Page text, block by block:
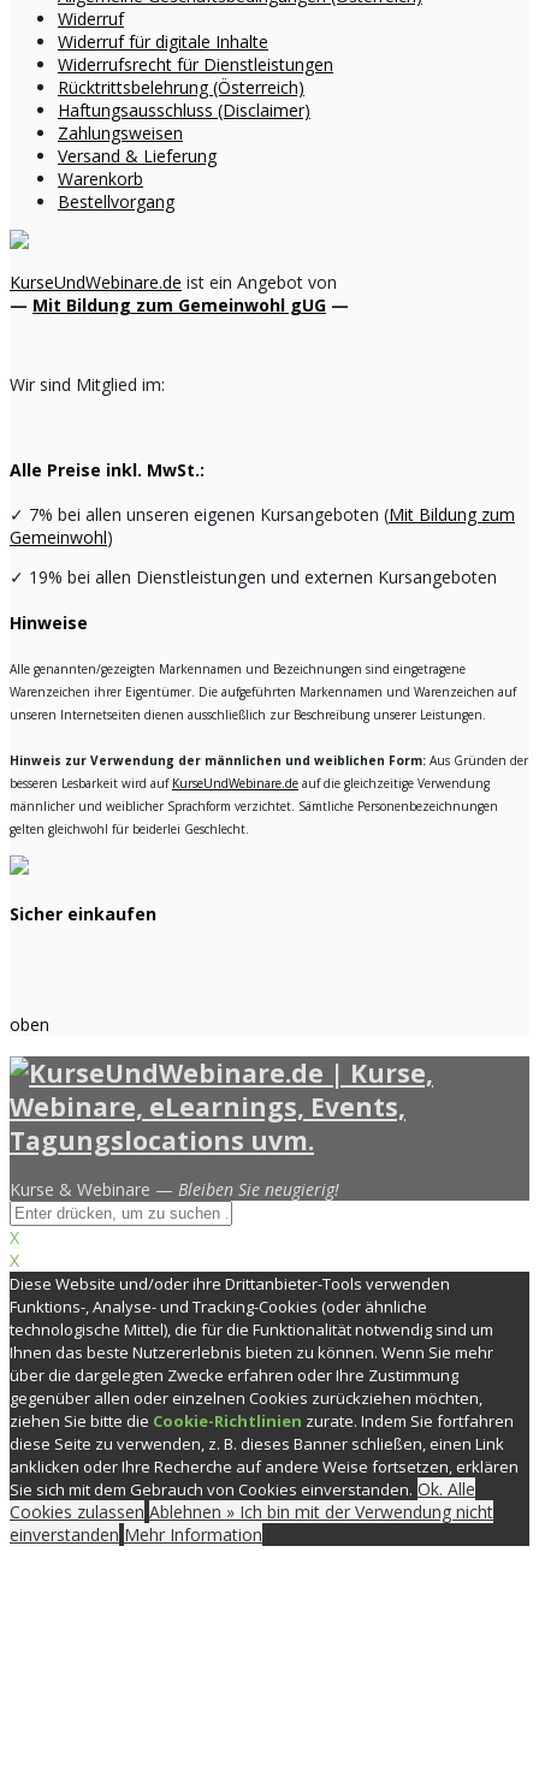
Widerruf
Widerruf für digitale Inhalte
Widerrufsrecht für Dienstleistungen
Rücktrittsbelehrung (Österreich)
Haftungsausschluss (Disclaimer)
Zahlungsweisen
Versand & Lieferung
Warenkorb
Bestellvorgang
KurseUndWebinare.de ist ein Angebot von
— Mit Bildung zum Gemeinwohl gUG —
Wir sind Mitglied im:
Alle Preise inkl. MwSt.:
✓ 7% bei allen unseren eigenen Kursangeboten (Mit Bildung zum
Gemeinwohl)
✓ 19% bei allen Dienstleistungen und externen Kursangeboten
Hinweise
Alle genannten/gezeigten Markennamen und Bezeichnungen sind eingetragene
Warenzeichen ihrer Eigentümer. Die aufgeführten Markennamen und Warenzeichen auf
unseren Internetseiten dienen ausschließlich zur Beschreibung unserer Leistungen.
Hinweis zur Verwendung der männlichen und weiblichen Form: Aus Gründen der
besseren Lesbarkeit wird auf KurseUndWebinare.de auf die gleichzeitige Verwendung
männlicher und weiblicher Sprachform verzichtet. Sämtliche Personenbezeichnungen
gelten gleichwohl für beiderlei Geschlecht.
Sicher einkaufen
oben
Kurse & Webinare — Bleiben Sie neugierig!
X
X
Diese Website und/oder ihre Drittanbieter-Tools verwenden
Funktions-, Analyse- und Tracking-Cookies (oder ähnliche
technologische Mittel), die für die Funktionalität notwendig sind um
Ihnen das beste Nutzererlebnis bieten zu können. Wenn Sie mehr
über die dargelegten Zwecke erfahren oder Ihre Zustimmung
gegenüber allen oder einzelnen Cookies zurückziehen möchten,
ziehen Sie bitte die Cookie-Richtlinien zurate. Indem Sie fortfahren
diese Seite zu verwenden, z. B. dieses Banner schließen, einen Link
anklicken oder Ihre Recherche auf andere Weise fortsetzen, erklären
Sie sich mit dem Gebrauch von Cookies einverstanden. Ok. Alle
Cookies zulassen Ablehnen » Ich bin mit der Verwendung nicht
einverstanden Mehr Information